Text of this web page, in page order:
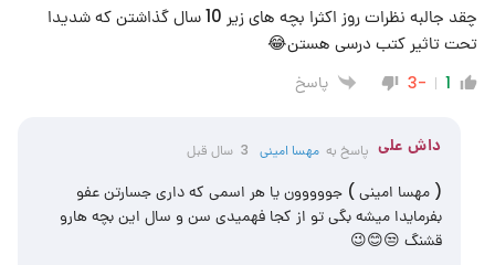
چقد جالبه نظرات روز اکثرا بچه های زیر 10 سال گذاشتن که شدیدا
تحت تاثیر کتب درسی هستن😂
1
-3 پاسخ
داش علی پاسخ به مهسا امینی 3 سال قبل
( مهسا امینی ) جووووون یا هر اسمی که داری جسارتن عفو
بفرمایدا میشه بگی تو از کجا فهمیدی سن و سال این بچه هارو
قشنگ 😒😊😉